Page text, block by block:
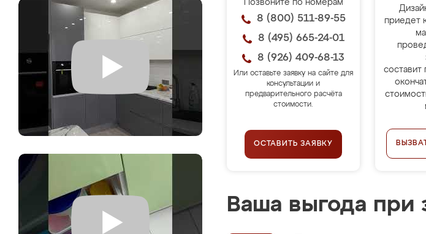
Позвоните по номерам
8 (800) 511-89-55
8 (495) 665-24-01
8 (926) 409-68-13
Или оставьте заявку на сайте для
консультации и
предварительного расчёта
стоимости.
ОСТАВИТЬ ЗАЯВКУ
приедет
составит
Ваша выгода при